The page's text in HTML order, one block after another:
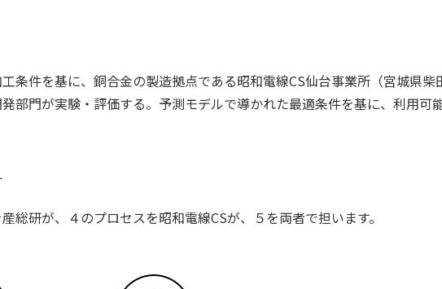
条件を基に、銅合金の製造拠点である昭和電線CS仙台事業所（宮城県柴
部門が実験・評価する。予測モデルで導かれた最適条件を基に、利用可
総研が、４のプロセスを昭和電線CSが、５を両者で担います。